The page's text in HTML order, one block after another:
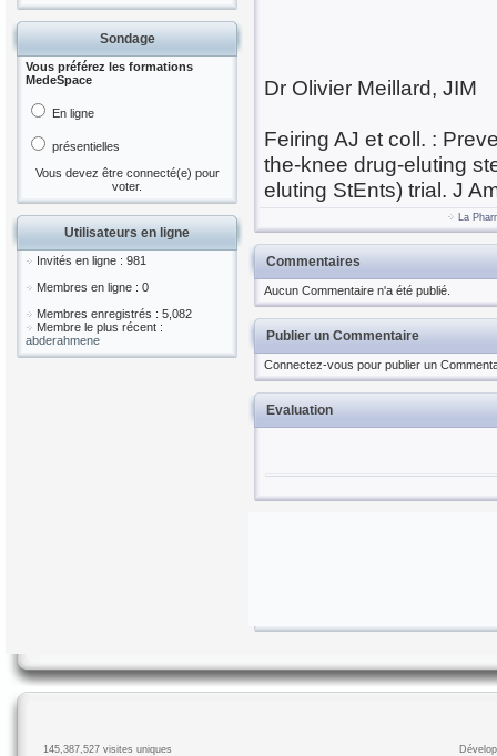
Sondage
Vous préférez les formations
MedeSpace
En ligne
présentielles
Vous devez être connecté(e) pour
voter.
Utilisateurs en ligne
Invités en ligne : 981
Membres en ligne : 0
Membres enregistrés : 5,082
Membre le plus récent :
abderahmene
Dr Olivier Meillard, JIM
Feiring AJ et coll. :
the-knee drug-eluting
eluting StEnts) trial. J
La
Commentaires
Aucun Commentaire n'a été publié.
Publier un Commentaire
Connectez-vous pour publier un
Evaluation
145,387,527 visites uniques